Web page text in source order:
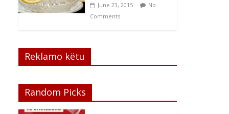
June 23, 2015
No
Comments
Reklamo këtu
Random Picks